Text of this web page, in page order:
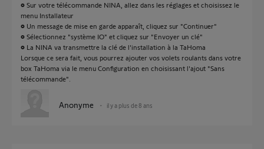
• Sur votre télécommande NINA, allez dans les réglages et choisissez le
menu Installateur
• Un message de mise en garde apparaît, cliquez sur "Continuer"
• Sélectionnez "système IO" et cliquez sur "Envoyer un clé"
• La NINA va transmettre la clé de l'installation à la TaHoma
Lorsque ce sera fait, vous pourrez ajouter vos volets roulants dans votre
box TaHoma via le menu Configuration en choisissant l'ajout "Sans
télécommande".
Anonyme il y a plus de 8 ans